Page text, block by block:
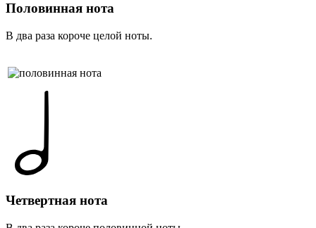
Половинная нота
В два раза короче целой ноты.
Четвертная нота